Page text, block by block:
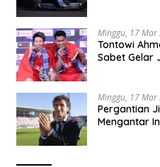
Minggu, 17 Mar
Tontowi
Sabet Gelar
Minggu, 17 Mar
Pergantian
Mengantar